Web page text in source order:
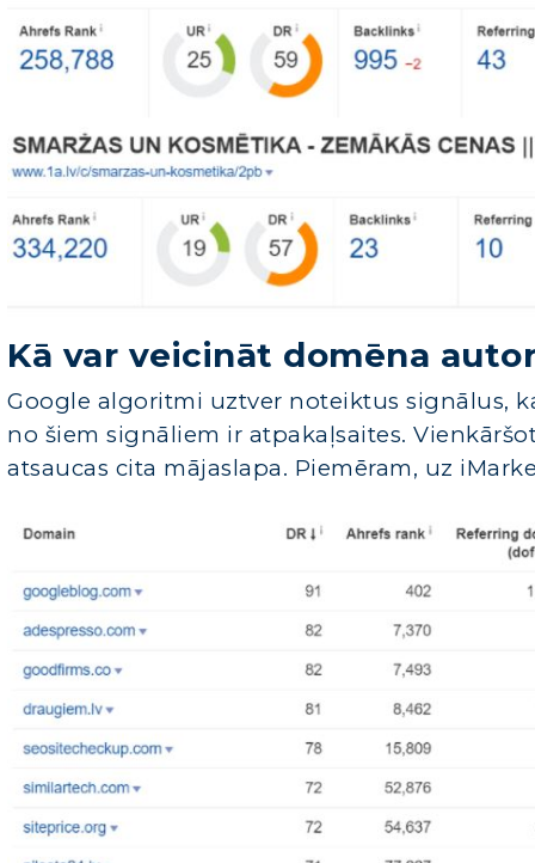
Kā var veicināt domēna
Google algoritmi uztver noteiktus signālus,
no šiem signāliem ir atpakaļsaites.
atsaucas cita mājaslapa. Piemēram, uz